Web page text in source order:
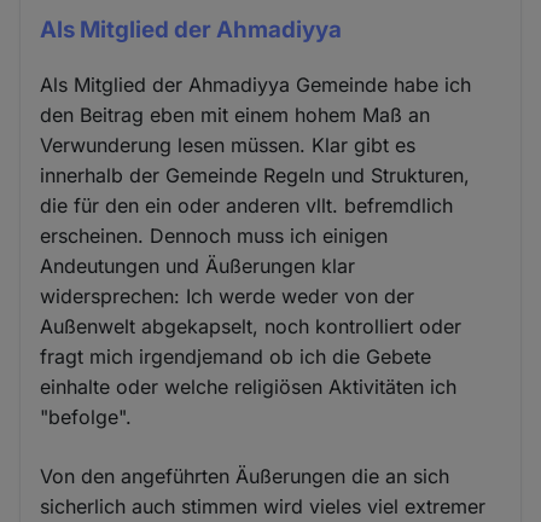
Als Mitglied der Ahmadiyya
Als Mitglied der Ahmadiyya Gemeinde habe ich
den Beitrag eben mit einem hohem Maß an
Verwunderung lesen müssen. Klar gibt es
innerhalb der Gemeinde Regeln und Strukturen,
die für den ein oder anderen vllt. befremdlich
erscheinen. Dennoch muss ich einigen
Andeutungen und Äußerungen klar
widersprechen: Ich werde weder von der
Außenwelt abgekapselt, noch kontrolliert oder
fragt mich irgendjemand ob ich die Gebete
einhalte oder welche religiösen Aktivitäten ich
"befolge".
Von den angeführten Äußerungen die an sich
sicherlich auch stimmen wird vieles viel extremer